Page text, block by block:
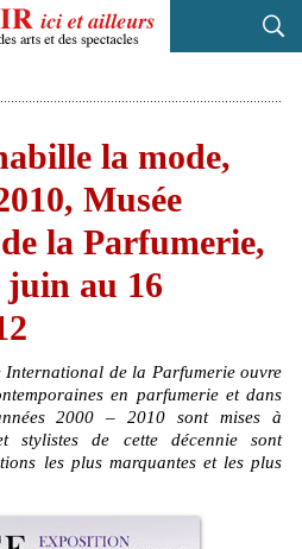
la mode,
Musée
la Parfumerie,
juin au 16
International de la Parfumerie ouvre
en parfumerie et dans
2000 – 2010 sont mises à
stylistes de cette décennie sont
les plus marquantes et les plus